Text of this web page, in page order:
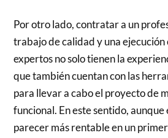
Por otro lado, contratar a un
trabajo de calidad y una ejecución
expertos no solo tienen la
que también cuentan con las
para llevar a cabo el proyecto de
funcional. En este sentido,
parecer más rentable en un